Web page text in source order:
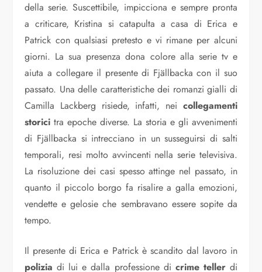
della serie. Suscettibile, impicciona e sempre pronta
a criticare, Kristina si catapulta a casa di Erica e
Patrick con qualsiasi pretesto e vi rimane per alcuni
giorni. La sua presenza dona colore alla serie tv e
aiuta a collegare il presente di Fjällbacka con il suo
passato. Una delle caratteristiche dei romanzi gialli di
Camilla Lackberg risiede, infatti, nei collegamenti
storici tra epoche diverse. La storia e gli avvenimenti
di Fjällbacka si intrecciano in un susseguirsi di salti
temporali, resi molto avvincenti nella serie televisiva.
La risoluzione dei casi spesso attinge nel passato, in
quanto il piccolo borgo fa risalire a galla emozioni,
vendette e gelosie che sembravano essere sopite da
tempo.
Il presente di Erica e Patrick è scandito dal lavoro in
polizia di lui e dalla professione di crime tellerdi